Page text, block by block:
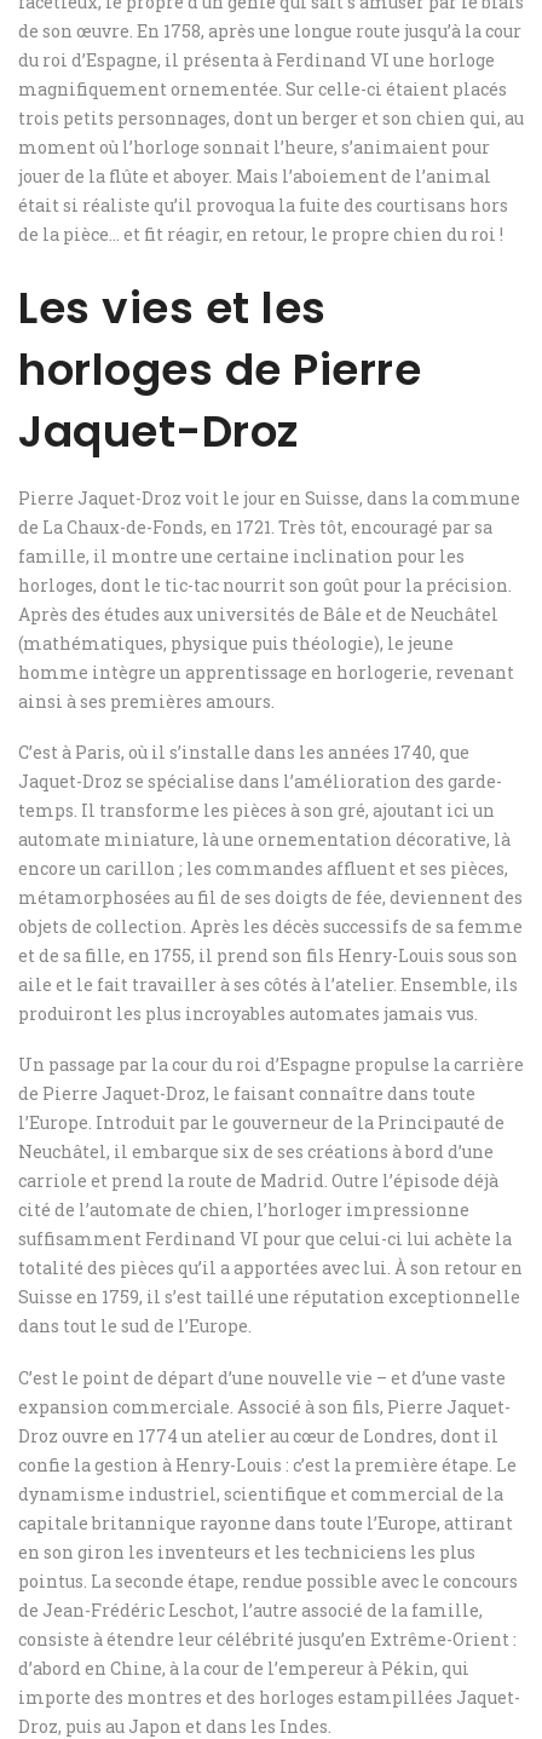
de son œuvre. En 1758, après une longue route jusqu’à la cour
du roi d’Espagne, il présenta à Ferdinand VI une horloge
magnifiquement ornementée. Sur celle-ci étaient placés
trois petits personnages, dont un berger et son chien qui, au
moment où l’horloge sonnait l’heure, s’animaient pour
jouer de la flûte et aboyer. Mais l’aboiement de l’animal
était si réaliste qu’il provoqua la fuite des courtisans hors
de la pièce… et fit réagir, en retour, le propre chien du roi !
Les vies et les
horloges de Pierre
Jaquet-Droz
Pierre Jaquet-Droz voit le jour en Suisse, dans la commune
de La Chaux-de-Fonds, en 1721. Très tôt, encouragé par sa
famille, il montre une certaine inclination pour les
horloges, dont le tic-tac nourrit son goût pour la précision.
Après des études aux universités de Bâle et de Neuchâtel
(mathématiques, physique puis théologie), le jeune
homme intègre un apprentissage en horlogerie, revenant
ainsi à ses premières amours.
C’est à Paris, où il s’installe dans les années 1740, que
Jaquet-Droz se spécialise dans l’amélioration des garde-
temps. Il transforme les pièces à son gré, ajoutant ici un
automate miniature, là une ornementation décorative, là
encore un carillon ; les commandes affluent et ses pièces,
métamorphosées au fil de ses doigts de fée, deviennent des
objets de collection. Après les décès successifs de sa femme
et de sa fille, en 1755, il prend son fils Henry-Louis sous son
aile et le fait travailler à ses côtés à l’atelier. Ensemble, ils
produiront les plus incroyables automates jamais vus.
Un passage par la cour du roi d’Espagne propulse la carrière
de Pierre Jaquet-Droz, le faisant connaître dans toute
l’Europe. Introduit par le gouverneur de la Principauté de
Neuchâtel, il embarque six de ses créations à bord d’une
carriole et prend la route de Madrid. Outre l’épisode déjà
cité de l’automate de chien, l’horloger impressionne
suffisamment Ferdinand VI pour que celui-ci lui achète la
totalité des pièces qu’il a apportées avec lui. À son retour en
Suisse en 1759, il s’est taillé une réputation exceptionnelle
dans tout le sud de l’Europe.
C’est le point de départ d’une nouvelle vie – et d’une vaste
expansion commerciale. Associé à son fils, Pierre Jaquet-
Droz ouvre en 1774 un atelier au cœur de Londres, dont il
confie la gestion à Henry-Louis : c’est la première étape. Le
dynamisme industriel, scientifique et commercial de la
capitale britannique rayonne dans toute l’Europe, attirant
en son giron les inventeurs et les techniciens les plus
pointus. La seconde étape, rendue possible avec le concours
de Jean-Frédéric Leschot, l’autre associé de la famille,
consiste à étendre leur célébrité jusqu’en Extrême-Orient :
d’abord en Chine, à la cour de l’empereur à Pékin, qui
importe des montres et des horloges estampillées Jaquet-
Droz, puis au Japon et dans les Indes.